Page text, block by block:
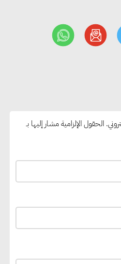
الحقول الإلزامية مشار إليها بـ
الشراكات الصناعية
جديدة إلى مصر
نهاية المرحلة
يستقبل المدير العام
تطوير موقعه الإلكتروني
الإعاقة في مصر